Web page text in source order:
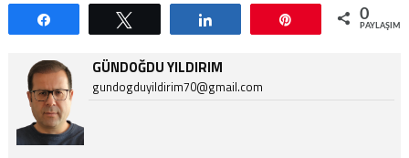
0
GÜNDOĞDU YILDIRIM
gundogduyildirim70@gmail.com